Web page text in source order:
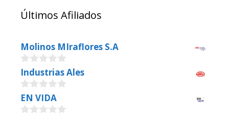
Últimos Afiliados
Molinos MIraflores S.A
0
o
u
t
o
f
Industrias Ales
0
o
u
EN VIDA